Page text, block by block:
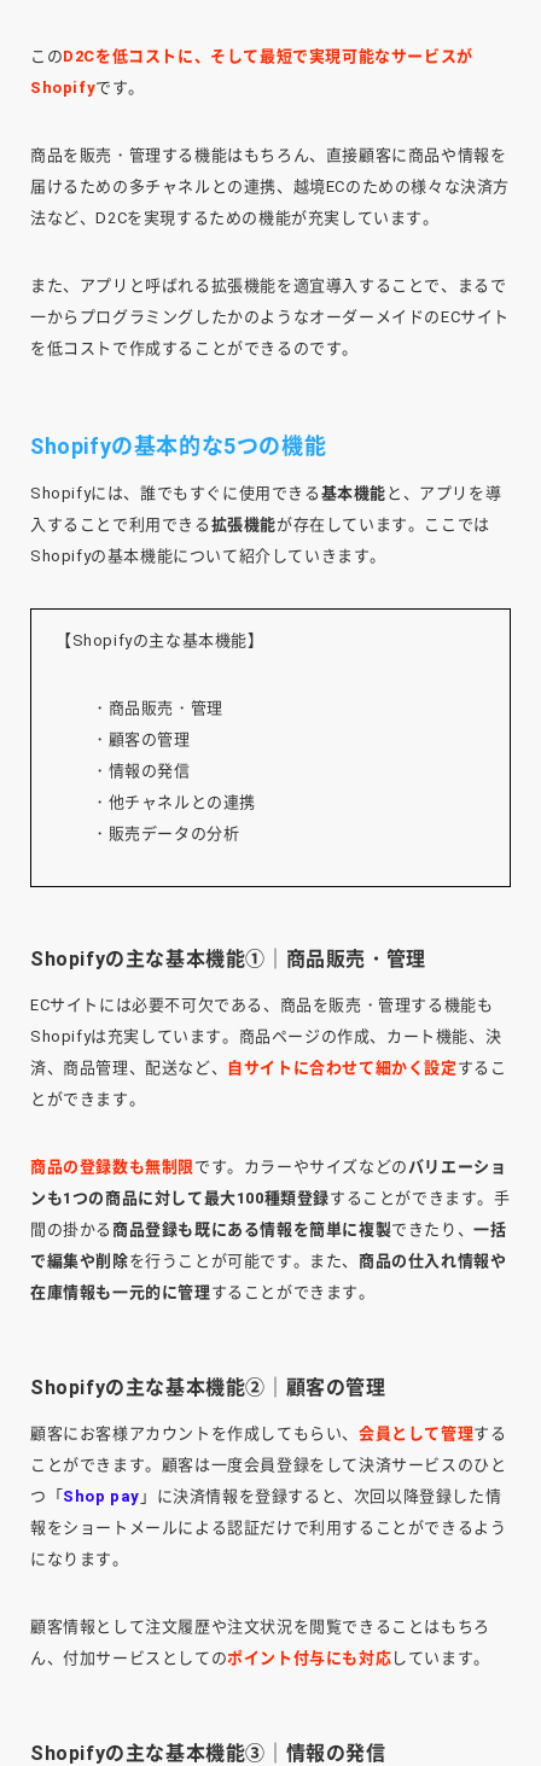
このD2Cを低コストに、そして最短で実現可能なサービスが
Shopifyです。
商品を販売・管理する機能はもちろん、直接顧客に商品や情報を
届けるための多チャネルとの連携、越境ECのための様々な決済方
法など、D2Cを実現するための機能が充実しています。
また、アプリと呼ばれる拡張機能を適宜導入することで、まるで
一からプログラミングしたかのようなオーダーメイドのECサイト
を低コストで作成することができるのです。
Shopifyの基本的な5つの機能
Shopifyには、誰でもすぐに使用できる 基本機能 と、アプリを導
入することで利用できる 拡張機能が存在しています。ここでは
Shopifyの基本機能について紹介していきます。
【Shopifyの主な基本機能】
・商品販売・管理
・顧客の管理
・情報の発信
・他チャネルとの連携
・販売データの分析
Shopifyの主な基本機能①｜商品販売・管理
ECサイトには必要不可欠である、商品を販売・管理する機能も
Shopifyは充実しています。商品ページの作成、カート機能、決
済、商品管理、配送など、 自サイトに合わせて細かく設定 するこ
とができます。
商品の登録数も無制限 です。カラーやサイズなどの バリエーショ
ンも1つの商品に対して最大100種類登録することができます。手
間の掛かる 商品登録も既にある情報を簡単に複製できたり、一括
で編集や削除を行うことが可能です。また、商品の仕入れ情報や
在庫情報も一元的に管理することができます。
Shopifyの主な基本機能②｜顧客の管理
顧客にお客様アカウントを作成してもらい、 会員として管理する
ことができます。顧客は一度会員登録をして決済サービスのひと
つ「 Shop pay 」に決済情報を登録すると、次回以降登録した情
報をショートメールによる認証だけで利用することができるよう
になります。
顧客情報として注文履歴や注文状況を閲覧できることはもちろ
ん、付加サービスとしてのポイント付与にも対応 しています。
Shopifyの主な基本機能③｜情報の発信